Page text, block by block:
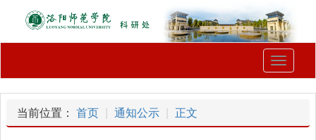
Toggle
当前位置： 首页 通知公示 正文